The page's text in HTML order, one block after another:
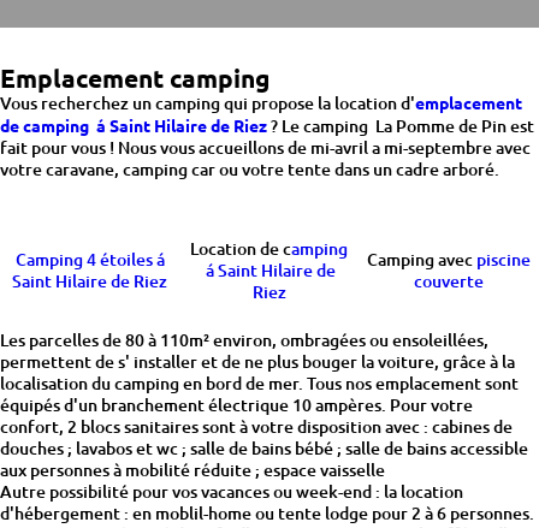
Emplacement camping
Vous recherchez un camping qui propose la location d'emplacement
de camping á Saint Hilaire de Riez? Le camping La Pomme de Pin est
fait pour vous ! Nous vous accueillons de mi-avril a mi-septembre avec
votre caravane, camping car ou votre tente dans un cadre arboré.
Camping 4 étoiles á
Saint Hilaire de Riez
Location de camping
á Saint Hilaire de
Riez
Camping avec piscine
couverte
Les parcelles de 80 à 110m² environ, ombragées ou ensoleillées,
permettent de s' installer et de ne plus bouger la voiture, grâce à la
localisation du camping en bord de mer. Tous nos emplacement sont
équipés d'un branchement électrique 10 ampères. Pour votre
confort, 2 blocs sanitaires sont à votre disposition avec : cabines de
douches ; lavabos et wc ; salle de bains bébé ; salle de bains accessible
aux personnes à mobilité réduite ; espace vaisselle
Autre possibilité pour vos vacances ou week-end : la location
d'hébergement : en moblil-home ou tente lodge pour 2 à 6 personnes.